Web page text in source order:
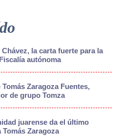
Chávez, la carta fuerte para la
autónoma
Tomás Zaragoza Fuentes,
de grupo Tomza
juarense da el último
Tomás Zaragoza